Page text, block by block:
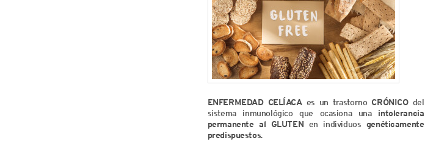
ENFERMEDAD CELÍACAes un trastorno CRÓNICOdel
sistema inmunológico que ocasiona una intolerancia
permanente al GLUTEN en individuos genéticamente
predispuestos.